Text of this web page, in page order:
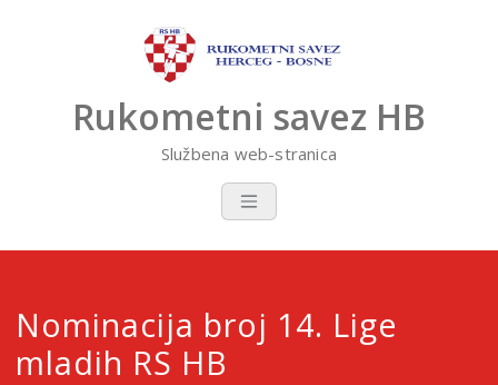
Rukometni savez HB
Službena web-stranica
Nominacija broj 14. Lige
mladih RS HB